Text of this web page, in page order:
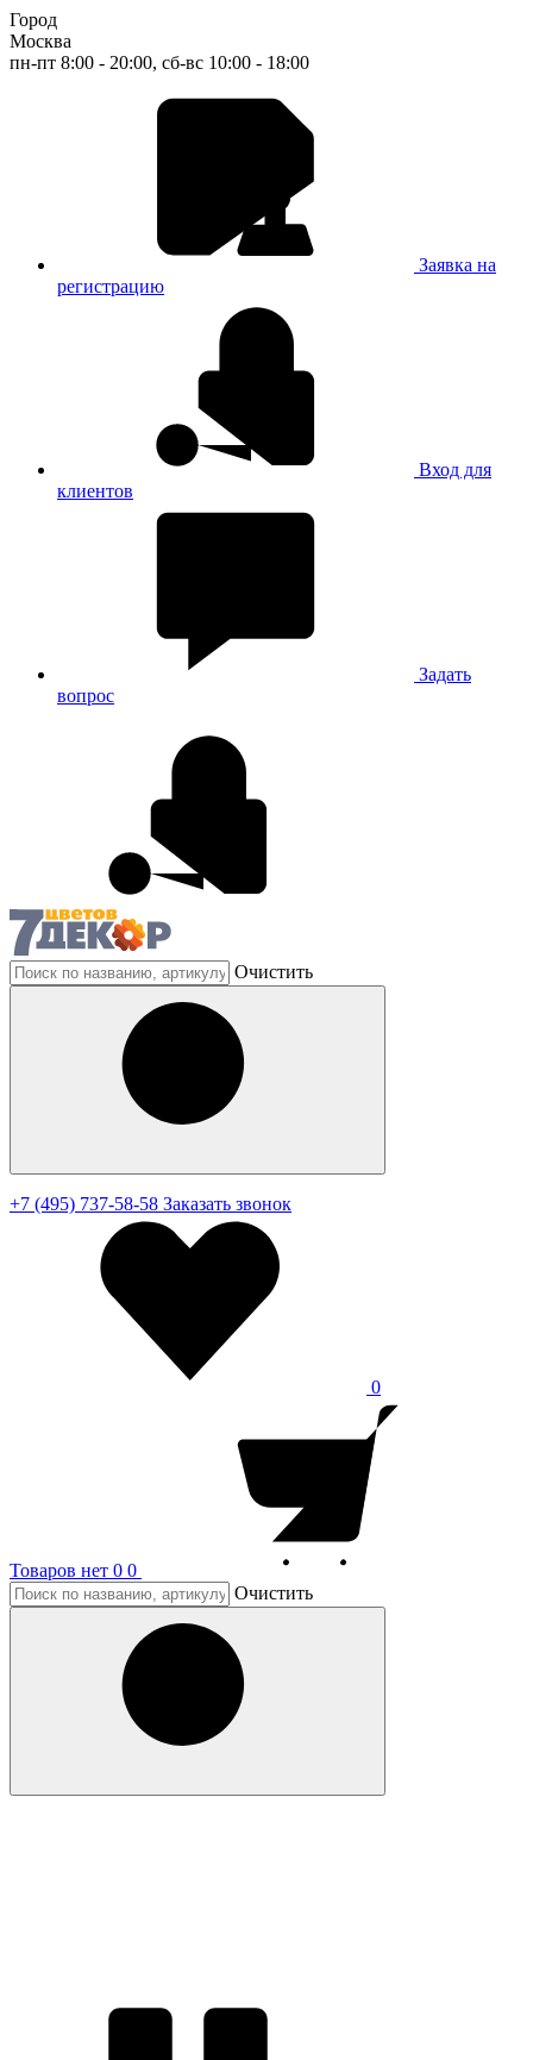
Город
Москва
пн-пт 8:00 - 20:00, сб-вс 10:00 - 18:00
Заявка на
регистрацию
Вход для
клиентов
Задать
вопрос
Очистить
+7 (495) 737-58-58 Заказать звонок
0
Товаров нет 0 0
Очистить